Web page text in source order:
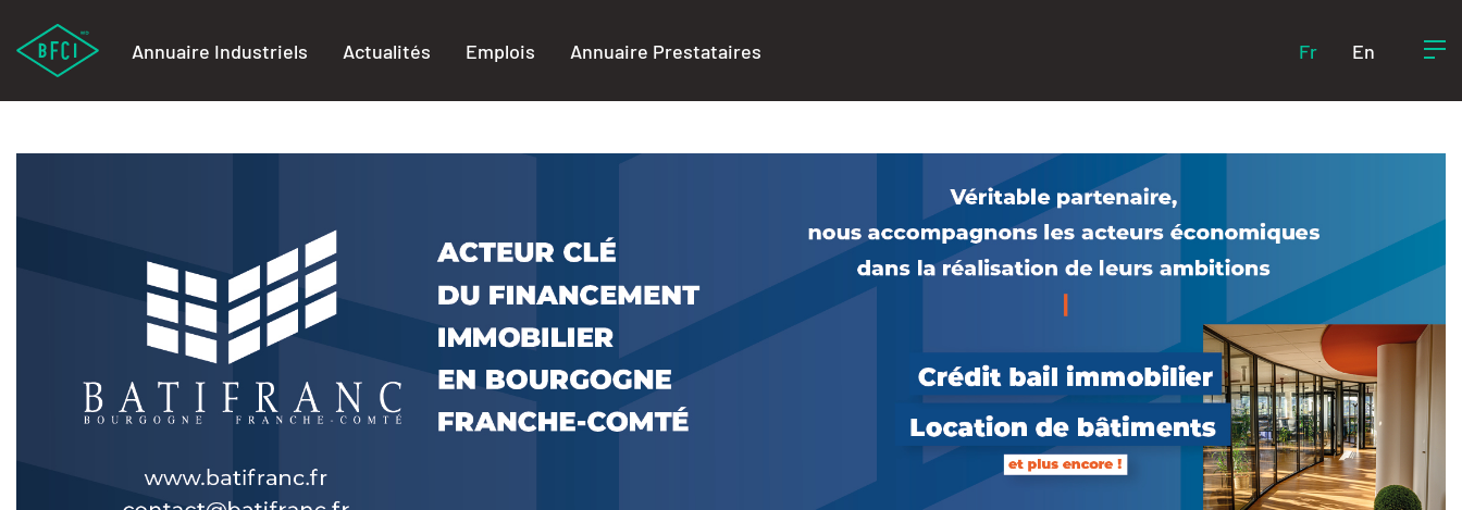
Annuaire Industriels Actualités Emplois Annuaire Prestataires Fr En